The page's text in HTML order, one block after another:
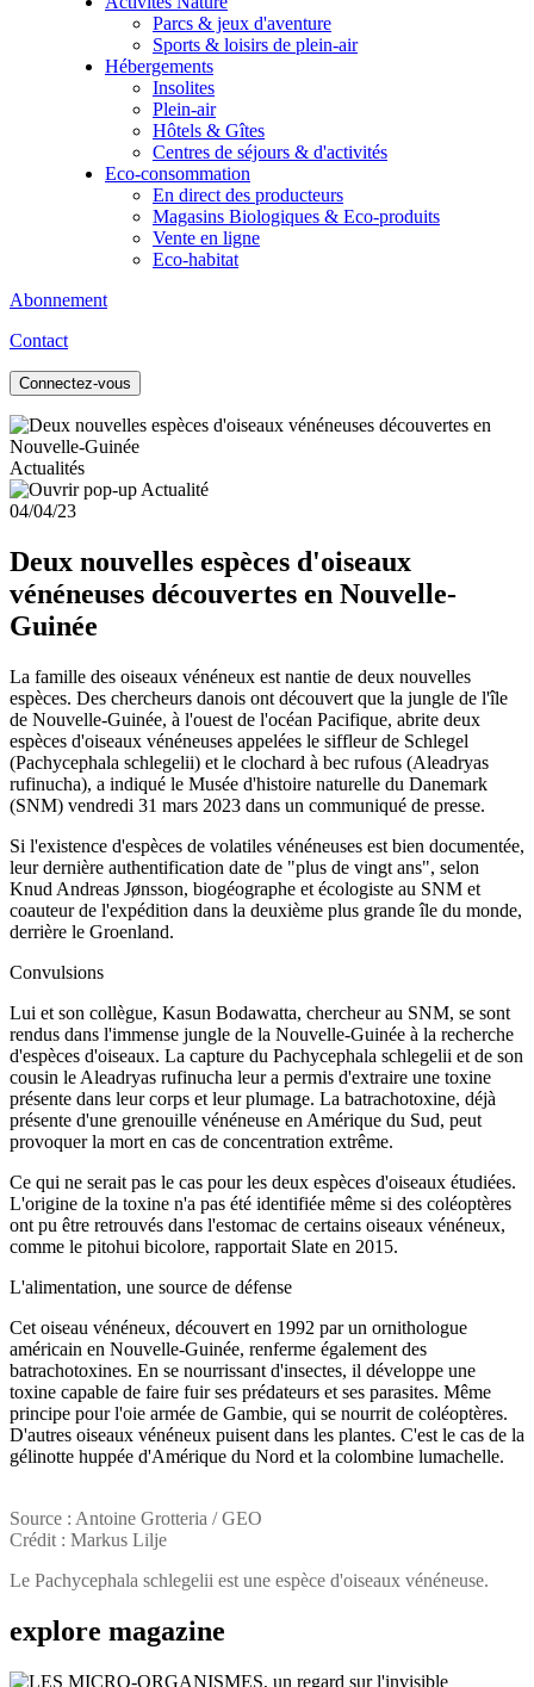
Parcs & jeux d'aventure
Sports & loisirs de plein-air
Hébergements
Insolites
Plein-air
Hôtels & Gîtes
Centres de séjours & d'activités
Eco-consommation
En direct des producteurs
Magasins Biologiques & Eco-produits
Vente en ligne
Eco-habitat
Abonnement
Contact
Connectez-vous
Actualités
04/04/23
Deux nouvelles espèces d'oiseaux
vénéneuses découvertes en Nouvelle-
Guinée
La famille des oiseaux vénéneux est nantie de deux nouvelles
espèces. Des chercheurs danois ont découvert que la jungle de l'île
de Nouvelle-Guinée, à l'ouest de l'océan Pacifique, abrite deux
espèces d'oiseaux vénéneuses appelées le siffleur de Schlegel
(Pachycephala schlegelii) et le clochard à bec rufous (Aleadryas
rufinucha), a indiqué le Musée d'histoire naturelle du Danemark
(SNM) vendredi 31 mars 2023 dans un communiqué de presse.
Si l'existence d'espèces de volatiles vénéneuses est bien documentée,
leur dernière authentification date de "plus de vingt ans", selon
Knud Andreas Jønsson, biogéographe et écologiste au SNM et
coauteur de l'expédition dans la deuxième plus grande île du monde,
derrière le Groenland.
Convulsions
Lui et son collègue, Kasun Bodawatta, chercheur au SNM, se sont
rendus dans l'immense jungle de la Nouvelle-Guinée à la recherche
d'espèces d'oiseaux. La capture du Pachycephala schlegelii et de son
cousin le Aleadryas rufinucha leur a permis d'extraire une toxine
présente dans leur corps et leur plumage. La batrachotoxine, déjà
présente d'une grenouille vénéneuse en Amérique du Sud, peut
provoquer la mort en cas de concentration extrême.
Ce qui ne serait pas le cas pour les deux espèces d'oiseaux étudiées.
L'origine de la toxine n'a pas été identifiée même si des coléoptères
ont pu être retrouvés dans l'estomac de certains oiseaux vénéneux,
comme le pitohui bicolore, rapportait Slate en 2015.
L'alimentation, une source de défense
Cet oiseau vénéneux, découvert en 1992 par un ornithologue
américain en Nouvelle-Guinée, renferme également des
batrachotoxines. En se nourrissant d'insectes, il développe une
toxine capable de faire fuir ses prédateurs et ses parasites. Même
principe pour l'oie armée de Gambie, qui se nourrit de coléoptères.
D'autres oiseaux vénéneux puisent dans les plantes. C'est le cas de la
gélinotte huppée d'Amérique du Nord et la colombine lumachelle.
Source : Antoine Grotteria / GEO
Crédit : Markus Lilje
Le Pachycephala schlegelii est une espèce d'oiseaux vénéneuse.
explore magazine